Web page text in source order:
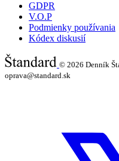
GDPR
V.O.P
Podmienky používania
Kódex diskusií
© 2026 Denník
oprava@standard.sk